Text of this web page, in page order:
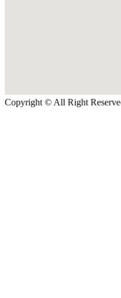
Copyright © All Right